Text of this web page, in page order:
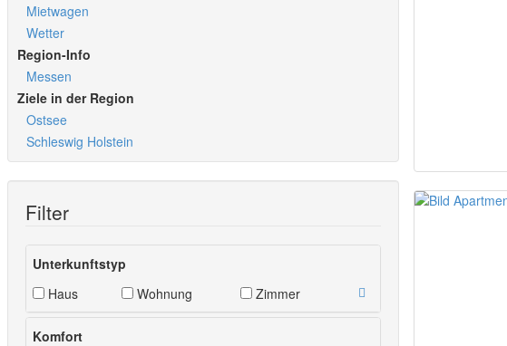
Mietwagen
Wetter
Region-Info
Messen
Ziele in der Region
Ostsee
Schleswig Holstein
Filter
Unterkunftstyp
Haus
Wohnung Zimmer
Komfort